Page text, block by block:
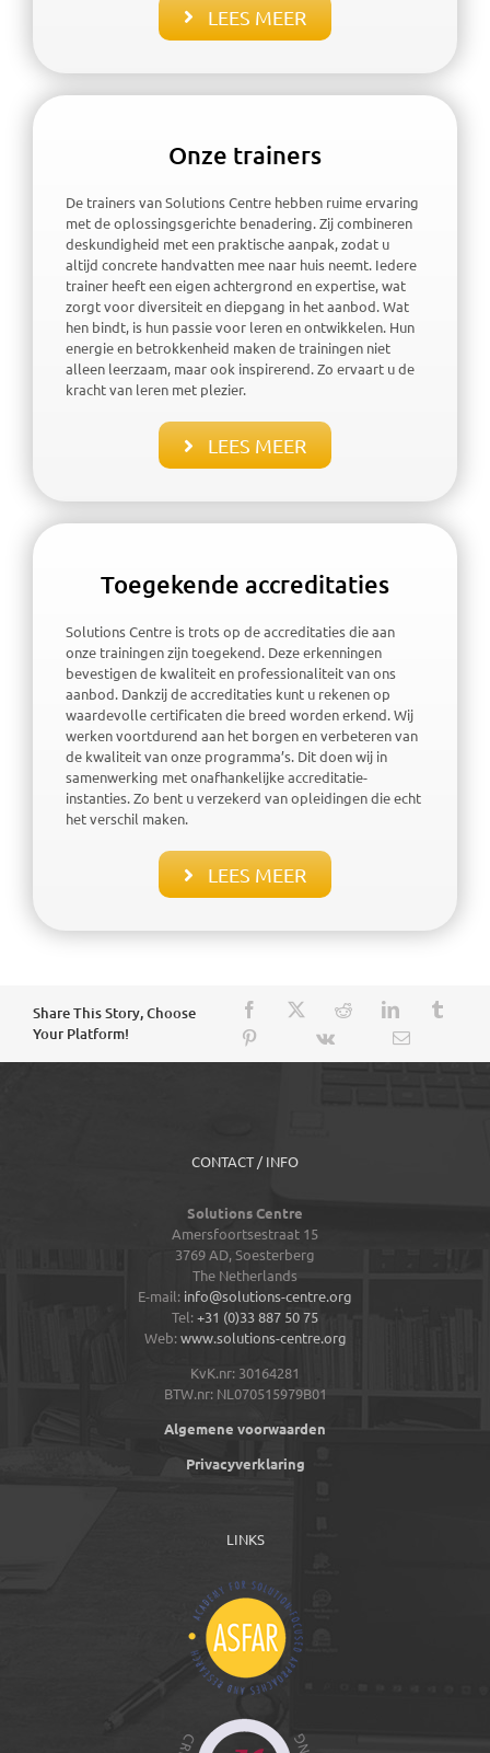
LEES MEER
Onze trainers
De trainers van Solutions Centre hebben ruime ervaring
met de oplossingsgerichte benadering. Zij combineren
deskundigheid met een praktische aanpak, zodat u
altijd concrete handvatten mee naar huis neemt. Iedere
trainer heeft een eigen achtergrond en expertise, wat
zorgt voor diversiteit en diepgang in het aanbod. Wat
hen bindt, is hun passie voor leren en ontwikkelen. Hun
energie en betrokkenheid maken de trainingen niet
alleen leerzaam, maar ook inspirerend. Zo ervaart u de
kracht van leren met plezier.
LEES MEER
Toegekende accreditaties
Solutions Centre is trots op de accreditaties die aan
onze trainingen zijn toegekend. Deze erkenningen
bevestigen de kwaliteit en professionaliteit van ons
aanbod. Dankzij de accreditaties kunt u rekenen op
waardevolle certificaten die breed worden erkend. Wij
werken voortdurend aan het borgen en verbeteren van
de kwaliteit van onze programma’s. Dit doen wij in
samenwerking met onafhankelijke accreditatie-
instanties. Zo bent u verzekerd van opleidingen die echt
het verschil maken.
LEES MEER
Share This Story, Choose
Your Platform!
CONTACT / INFO
Solutions Centre
Amersfoortsestraat 15
3769 AD,Soesterberg
The Netherlands
E-mail: info@solutions-centre.org
Tel:+31 (0)33 887 50 75
Web:www.solutions-centre.org
KvK.nr: 30164281
BTW.nr: NL070515979B01
Algemene voorwaarden
Privacyverklaring
LINKS